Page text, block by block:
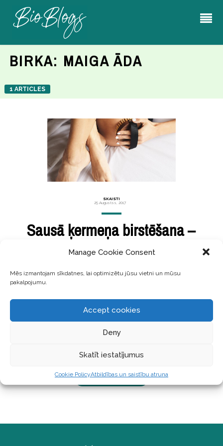
Manage Cookie Consent
Mēs izmantojam sīkdatnes, lai optimizētu jūsu vietni un mūsu
pakalpojumu.
Accept cookies
Deny
Skatīt iestatījumus
Cookie PolicyAtbildības un saistību atruna
BIRKA: MAIGA ĀDA
1 ARTICLES
SKAISTI
25 Augustss, 2017
Sausā ķermeņa birstēšana –
dabīgam detox un cīņai ar
celulītu
Jau vairākus mēnešus piekopju sauso ķermeņa
birstēšanu jeb tā saukto ‘dry brushing’ un esmu
ir nepietiekama asinsrite un celulīta pazīmes (par
spīti manam veselīgajam uzturam un ikdienišķajām
fiziskajām aktivitātēm). Tik daudz
LASĪT TĀLĀK ...